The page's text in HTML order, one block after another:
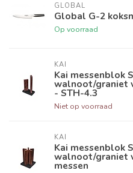
GLOBAL
Global G-2
Op voorraad
KAI
Kai messenblok
walnoot/graniet
- STH-4.3
Niet op voorraad
KAI
Kai messenblok
walnoot/graniet
messen